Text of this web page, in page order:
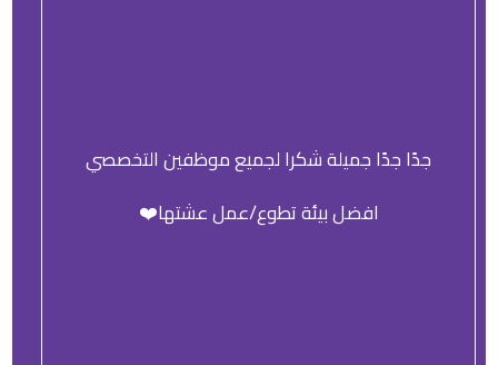
جدًا جدًا جميلة شكرا لجميع موظفين التخصصي
افضل بيئة تطوع/عمل عشتها❤️